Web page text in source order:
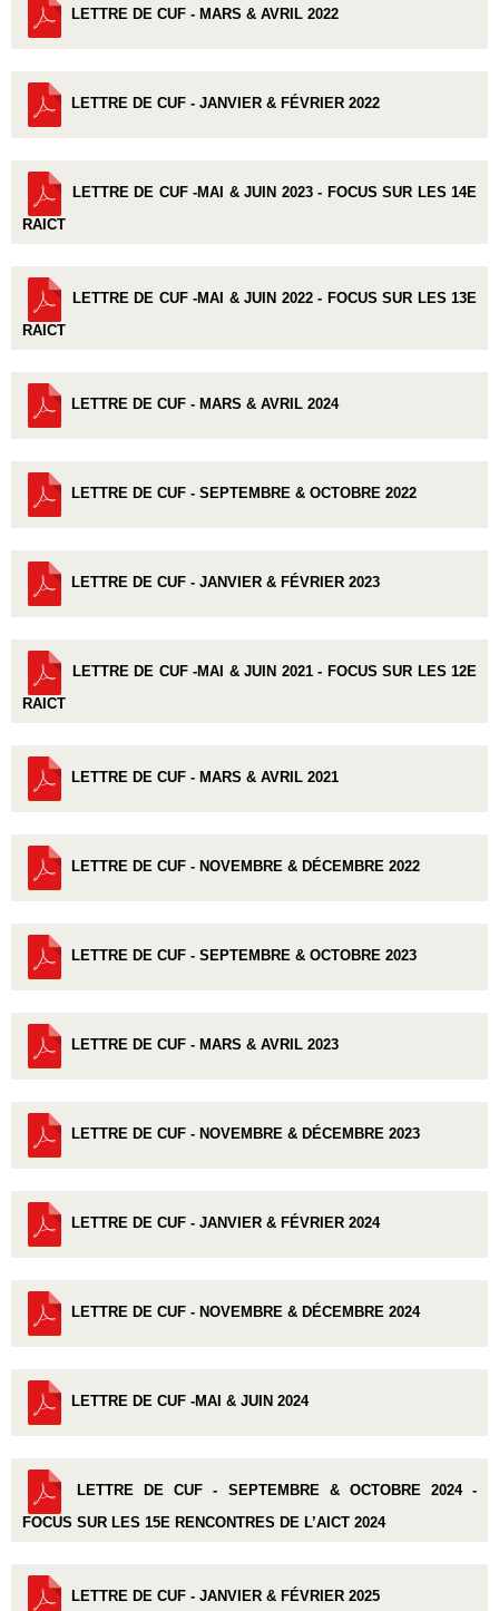
LETTRE DE CUF - MARS & AVRIL 2022
LETTRE DE CUF - JANVIER & FÉVRIER 2022
LETTRE DE CUF -MAI & JUIN 2023 - FOCUS SUR LES 14E
RAICT
LETTRE DE CUF -MAI & JUIN 2022 - FOCUS SUR LES 13E
RAICT
LETTRE DE CUF - MARS & AVRIL 2024
LETTRE DE CUF - SEPTEMBRE & OCTOBRE 2022
LETTRE DE CUF - JANVIER & FÉVRIER 2023
LETTRE DE CUF -MAI & JUIN 2021 - FOCUS SUR LES 12E
RAICT
LETTRE DE CUF - MARS & AVRIL 2021
LETTRE DE CUF - NOVEMBRE & DÉCEMBRE 2022
LETTRE DE CUF - SEPTEMBRE & OCTOBRE 2023
LETTRE DE CUF - MARS & AVRIL 2023
LETTRE DE CUF - NOVEMBRE & DÉCEMBRE 2023
LETTRE DE CUF - JANVIER & FÉVRIER 2024
LETTRE DE CUF - NOVEMBRE & DÉCEMBRE 2024
LETTRE DE CUF -MAI & JUIN 2024
LETTRE DE CUF - SEPTEMBRE & OCTOBRE 2024 -
FOCUS SUR LES 15E RENCONTRES DE L’AICT 2024
LETTRE DE CUF - JANVIER & FÉVRIER 2025